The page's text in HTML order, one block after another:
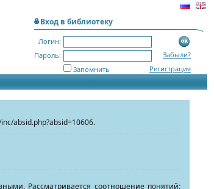
Вход в библиотеку
Логин:
Пароль:
Забыли?
Регистрация
Запомнить
absid.php?absid=10606.
Рассматривается соотношение понятий: